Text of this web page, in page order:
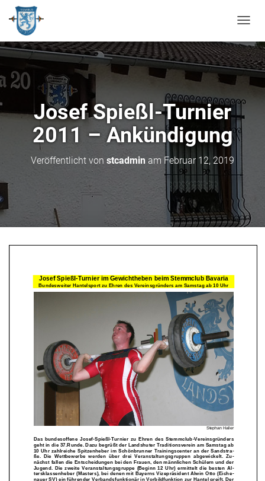
A
V
I
O
A
L
T
N
Josef Spießl-Turnier
2011 – Ankündigung
Veröffentlicht vonstcadmin am Februar 12, 2019